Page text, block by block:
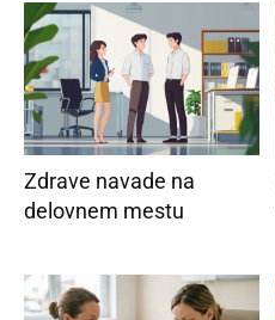
Zdrave navade na
delovnem mestu